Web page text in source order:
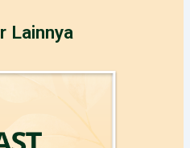
Lainnya